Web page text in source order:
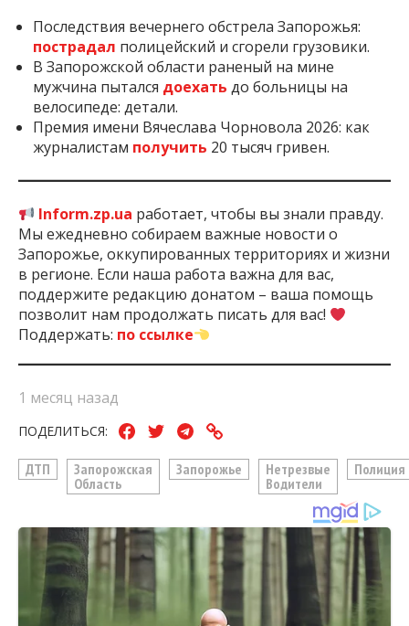
Последствия вечернего обстрела Запорожья:
пострадал полицейский и сгорели грузовики.
В Запорожской области раненый на мине
мужчина пытался доехать до больницы на
велосипеде: детали.
Премия имени Вячеслава Чорновола 2026: как
журналистам получить 20 тысяч гривен.
Inform.zp.ua работает, чтобы вы знали правду.
Мы ежедневно собираем важные новости о
Запорожье, оккупированных территориях и жизни
в регионе. Если наша работа важна для вас,
поддержите редакцию донатом – ваша помощь
позволит нам продолжать писать для вас!
Поддержать: по ссылке
1 месяц назад
ПОДЕЛИТЬСЯ:
ДТП
Запорожская
Область
Запорожье
Нетрезвые
Водители
Полиция